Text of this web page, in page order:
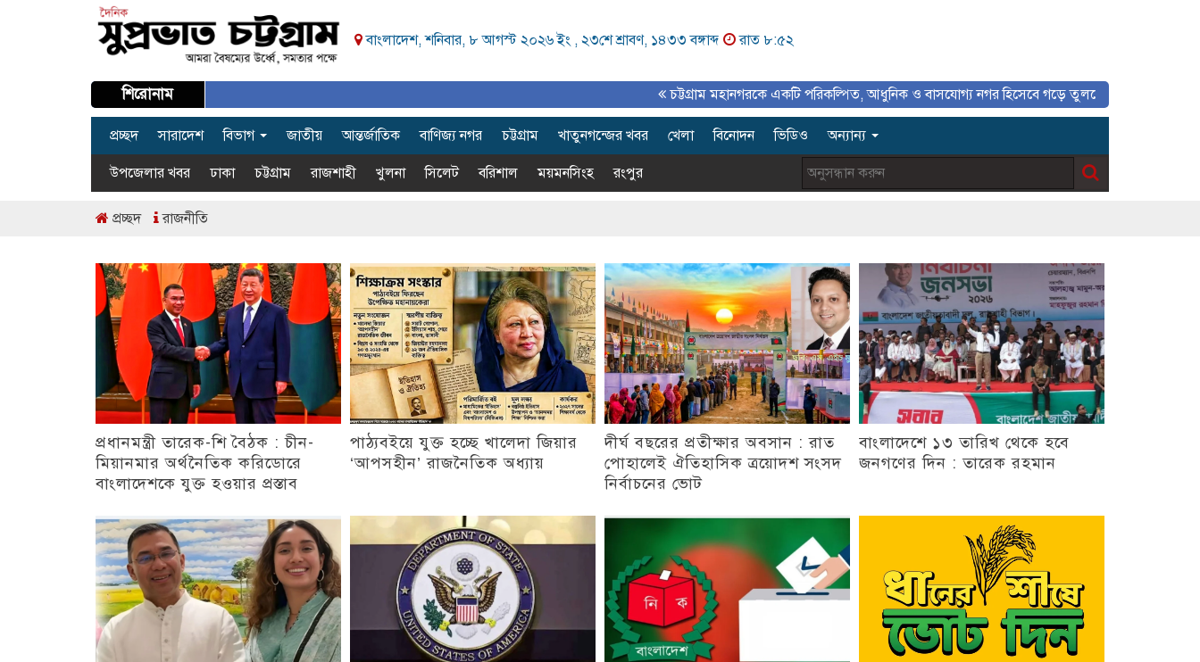
বাংলাদেশ, শনিবার, ৮ আগস্ট ২০২৬ ইং , ২৩শে শ্রাবণ, ১৪৩৩ বঙ্গাব্দ রাত ৮:৫২
শিরোনাম চট্টগ্রাম মহানগরকে একটি পরিকল্পিত, আধুনিক ও বাসযোগ্য নগর হিসেবে গড়ে তুলতে সাংবাদিকদের ইতিবাচক
প্রচ্ছদ সারাদেশ বিভাগ জাতীয় আন্তর্জাতিক বাণিজ্য নগর চট্টগ্রাম খাতুনগন্জের খবর খেলা বিনোদন ভিডিও অন্যান্য
উপজেলার খবর ঢাকা চট্টগ্রাম রাজশাহী খুলনা সিলেট বরিশাল ময়মনসিংহ রংপুর
প্রচ্ছদ রাজনীতি
প্রধানমন্ত্রী তারেক-শি বৈঠক : চীন-
মিয়ানমার অর্থনৈতিক করিডোরে
বাংলাদেশকে যুক্ত হওয়ার প্রস্তাব
পাঠ্যবইয়ে যুক্ত হচ্ছে খালেদা জিয়ার
‘আপসহীন’ রাজনৈতিক অধ্যায়
দীর্ঘ বছরের প্রতীক্ষার অবসান : রাত
পোহালেই ঐতিহাসিক ত্রয়োদশ সংসদ
নির্বাচনের ভোট
বাংলাদেশে ১৩ তারিখ থেকে হবে
জনগণের দিন : তারেক রহমান